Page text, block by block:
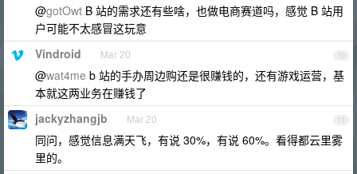
@gotOwt B 站的需求还有些啥，也做电商赛道吗，感觉 B 站用
户可能不太感冒这玩意
10
Vindroid Mar 20
@wat4me b 站的手办周边购还是很赚钱的，还有游戏运营，基
本就这两业务在赚钱了
11
jackyzhangjb Mar 20
同问，感觉信息满天飞，有说 30%，有说 60%。看得都云里雾
里的。